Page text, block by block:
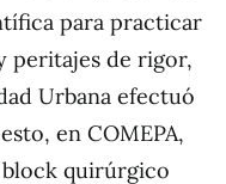
para practicar
peritajes de rigor,
Urbana efectuó
en COMEPA,
quirúrgico